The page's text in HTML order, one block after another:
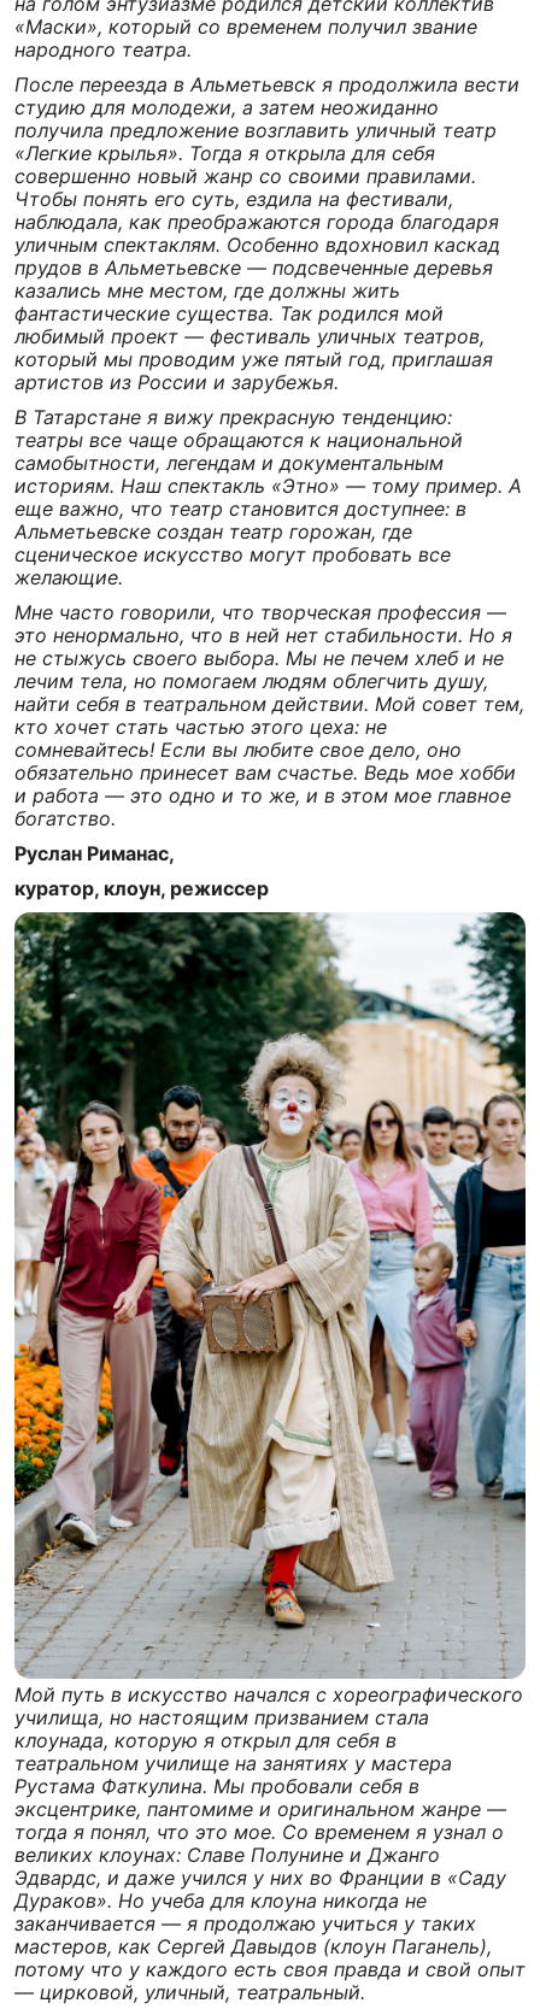
на голом энтузиазме родился детский коллектив
«Маски», который со временем получил звание
народного театра.
После переезда в Альметьевск я продолжила вести
студию для молодежи, а затем неожиданно
получила предложение возглавить уличный театр
«Легкие крылья». Тогда я открыла для себя
совершенно новый жанр со своими правилами.
Чтобы понять его суть, ездила на фестивали,
наблюдала, как преображаются города благодаря
уличным спектаклям. Особенно вдохновил каскад
прудов в Альметьевске — подсвеченные деревья
казались мне местом, где должны жить
фантастические существа. Так родился мой
любимый проект — фестиваль уличных театров,
который мы проводим уже пятый год, приглашая
артистов из России и зарубежья.
В Татарстане я вижу прекрасную тенденцию:
театры все чаще обращаются к национальной
самобытности, легендам и документальным
историям. Наш спектакль «Этно» — тому пример. А
еще важно, что театр становится доступнее: в
Альметьевске создан театр горожан, где
сценическое искусство могут пробовать все
желающие.
Мне часто говорили, что творческая профессия —
это ненормально, что в ней нет стабильности. Но я
не стыжусь своего выбора. Мы не печем хлеб и не
лечим тела, но помогаем людям облегчить душу,
найти себя в театральном действии. Мой совет тем,
кто хочет стать частью этого цеха: не
сомневайтесь! Если вы любите свое дело, оно
обязательно принесет вам счастье. Ведь мое хобби
и работа — это одно и то же, и в этом мое главное
богатство.
Руслан Риманас,
куратор, клоун, режиссер
Мой путь в искусство начался с хореографического
училища, но настоящим призванием стала
клоунада, которую я открыл для себя в
театральном училище на занятиях у мастера
Рустама Фаткулина. Мы пробовали себя в
эксцентрике, пантомиме и оригинальном жанре —
тогда я понял, что это мое. Со временем я узнал о
великих клоунах: Славе Полунине и Джанго
Эдвардс, и даже учился у них во Франции в «Саду
Дураков». Но учеба для клоуна никогда не
заканчивается — я продолжаю учиться у таких
мастеров, как Сергей Давыдов (клоун Паганель),
потому что у каждого есть своя правда и свой опыт
— цирковой, уличный, театральный.